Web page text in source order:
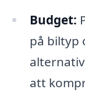
Budget:
på biltyp
att